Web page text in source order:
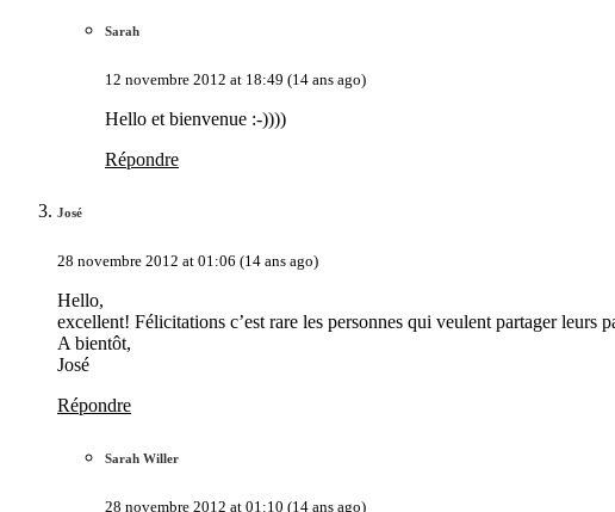
Sarah
12 novembre 2012 at 18:49 (14 ans ago)
Hello et bienvenue :-))))
Répondre
José
28 novembre 2012 at 01:06 (14 ans ago)
Hello,
excellent! Félicitations c’est rare les personnes qui veulent partager leurs
A bientôt,
José
Répondre
Sarah Willer
28 novembre 2012 at 01:10 (14 ans ago)